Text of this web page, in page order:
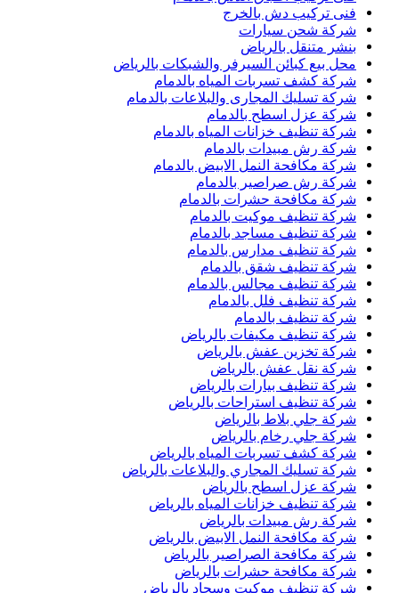
فنى تركيب دش بالخرج
شركة شحن سيارات
بنشر متنقل بالرياض
محل بيع كبائن السيرفر والشبكات بالرياض
شركة كشف تسربات المياه بالدمام
شركة تسليك المجارى والبلاعات بالدمام
شركة عزل اسطح بالدمام
شركة تنظيف خزانات المياه بالدمام
شركة رش مبيدات بالدمام
شركة مكافحة النمل الابيض بالدمام
شركة رش صراصير بالدمام
شركة مكافحة حشرات بالدمام
شركة تنظيف موكيت بالدمام
شركة تنظيف مساجد بالدمام
شركة تنظيف مدارس بالدمام
شركة تنظيف شقق بالدمام
شركة تنظيف مجالس بالدمام
شركة تنظيف فلل بالدمام
شركة تنظيف بالدمام
شركة تنظيف مكيفات بالرياض
شركة تخزين عفش بالرياض
شركة نقل عفش بالرياض
شركة تنظيف بيارات بالرياض
شركة تنظيف استراحات بالرياض
شركة جلي بلاط بالرياض
شركة جلي رخام بالرياض
شركة كشف تسربات المياه بالرياض
شركة تسليك المجاري والبلاعات بالرياض
شركة عزل اسطح بالرياض
شركة تنظيف خزانات المياه بالرياض
شركة رش مبيدات بالرياض
شركة مكافحة النمل الابيض بالرياض
شركة مكافحة الصراصير بالرياض
شركة مكافحة حشرات بالرياض
شركة تنظيف موكيت وسجاد بالرياض